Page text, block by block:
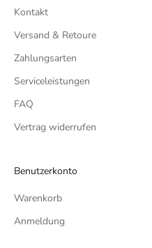
Kontakt
Versand & Retoure
Zahlungsarten
Serviceleistungen
FAQ
Vertrag widerrufen
Benutzerkonto
Warenkorb
Anmeldung